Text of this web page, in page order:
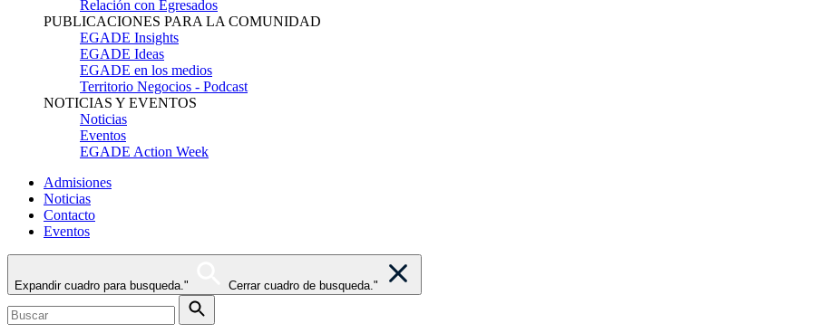
Relación con Egresados
PUBLICACIONES PARA LA COMUNIDAD
EGADE Insights
EGADE Ideas
EGADE en los medios
Territorio Negocios - Podcast
NOTICIAS Y EVENTOS
Noticias
Eventos
EGADE Action Week
Admisiones
Noticias
Contacto
Eventos
Expandir cuadro para busqueda." Cerrar cuadro de busqueda."